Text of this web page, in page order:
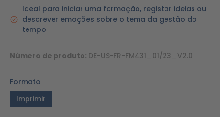
Ideal para iniciar uma formação, registar ideias ou
descrever emoções sobre o tema da gestão do
tempo
Número de produto: DE-US-FR-FM431_01/23_V2.0
Formato
Imprimir